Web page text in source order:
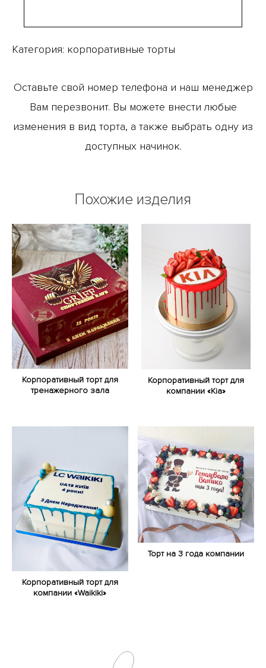
Категория: корпоративные торты
Оставьте свой номер телефона и наш менеджер
Вам перезвонит. Вы можете внести любые
изменения в вид торта, а также выбрать одну из
доступных начинок.
Похожие изделия
Корпоративный торт для
тренажерного зала
Корпоративный торт для
компании «Kia»
Корпоративный торт для
компании «Waikiki»
Торт на 3 года компании